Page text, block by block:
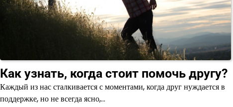
Как узнать, когда стоит помочь другу?
Каждый из нас сталкивается с моментами, когда друг нуждается в
поддержке, но не всегда ясно,…